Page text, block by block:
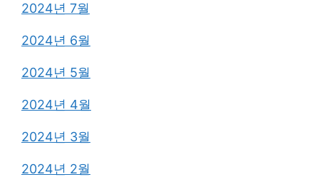
2024년 7월
2024년 6월
2024년 5월
2024년 4월
2024년 3월
2024년 2월